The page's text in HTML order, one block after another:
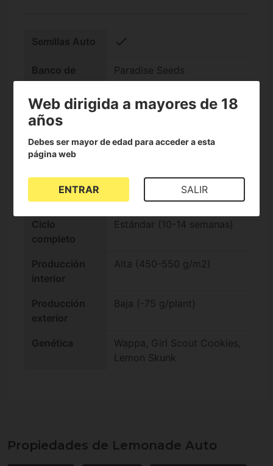
Semillas Auto check
Banco de
semillas
Paradise Seeds
Nivel de THC Alto (15-25%)
Índica/Sátiva
Sabor Afrutado, Cítrico
Efecto Estimulante
Ciclo
completo
Estándar (10-14 semanas)
Producción
interior
Alta (450-550 g/m2)
Producción
exterior
Baja (-75 g/plant)
Genética
Wappa, Girl Scout Cookies,
Lemon Skunk
Propiedades de Lemonade Auto
Web dirigida a mayores de 18
años
Debes ser mayor de edad para acceder a esta
página web
ENTRAR SALIR